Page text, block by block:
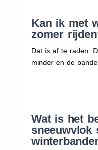
Kan ik met
zomer
Dat is af te raden.
minder en de
Wat is het
sneeuwvlok